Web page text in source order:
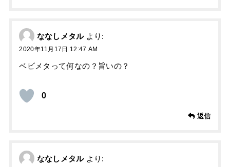
ななしメタル より:
2020年11月17日 12:47 AM
ベビメタって何なの？旨いの？
0
返信
ななしメタル より: